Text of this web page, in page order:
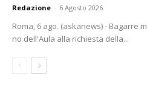
Redazione - 6 Agosto 2026
Roma, 6 ago. (askanews) - Bagarre
no dell'Aula alla richiesta della...